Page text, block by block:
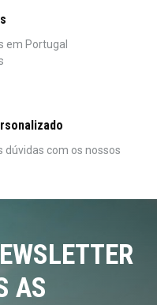
em Portugal
dúvidas com os nossos
AS